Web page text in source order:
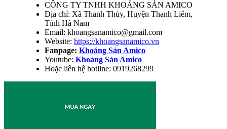
CÔNG TY TNHH KHOÁNG SẢN AMICO
Địa chỉ: Xã Thanh Thủy, Huyện Thanh Liêm,
Tỉnh Hà Nam
Email: khoangsanamico@gmail.com
Website: https://khoangsanamico.vn
Fanpage: Khoáng Sản Amico
Youtube: Khoáng Sản Amico
Hoặc liên hệ hotline: 0919268299